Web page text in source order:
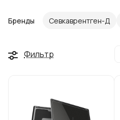
Бренды Севкаврентген-​Д
Фильтр